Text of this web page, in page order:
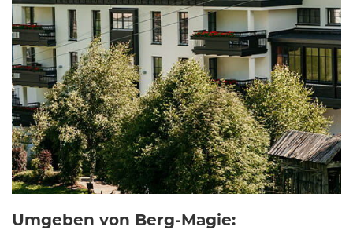
Umgeben von Berg-Magie: